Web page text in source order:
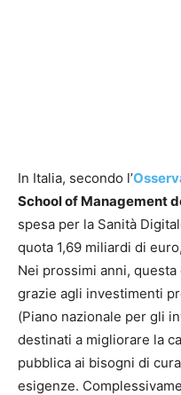
In Italia, secondo l’
School of Management
spesa per la Sanità
quota 1,69 miliardi di
Nei prossimi anni,
grazie agli investimenti
(Piano nazionale per gli
destinati a migliorare la
pubblica ai bisogni di
esigenze.